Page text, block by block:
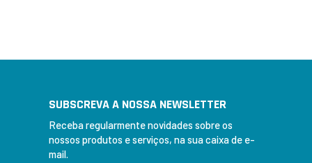
SUBSCREVA A NOSSA NEWSLETTER
Receba regularmente novidades sobre os
nossos produtos e serviços, na sua caixa de e-
mail.